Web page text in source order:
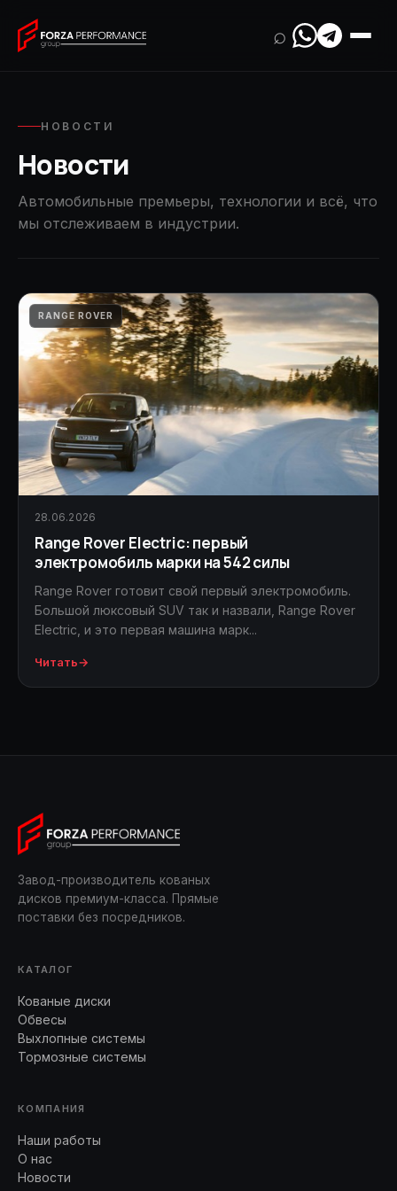
⌕
НОВОСТИ
Новости
Автомобильные премьеры, технологии и всё, что
мы отслеживаем в индустрии.
RANGE ROVER
28.06.2026
Range Rover Electric: первый
электромобиль марки на 542 силы
Range Rover готовит свой первый электромобиль.
Большой люксовый SUV так и назвали, Range Rover
Electric, и это первая машина марк...
Читать→
Завод-производитель кованых
дисков премиум-класса. Прямые
поставки без посредников.
КАТАЛОГ
Кованые диски
Обвесы
Выхлопные системы
Тормозные системы
КОМПАНИЯ
Наши работы
О нас
Новости